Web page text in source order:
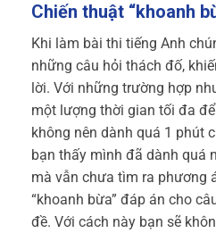
Chiến thuật “khoanh
Khi làm bài thi tiếng Anh
những câu hỏi thách đố,
lời. Với những trường hợp
một lượng thời gian tối đa
không nên dành quá 1 phút
bạn thấy mình đã dành quá
mà vẫn chưa tìm ra phương
“khoanh bừa” đáp án cho
đề. Với cách này bạn sẽ